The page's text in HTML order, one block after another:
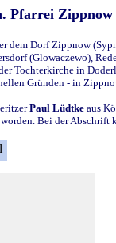
Pfarrei
dem Dorf Zippnow
(Glowaczewo),
Tochterkirche in
Gründen - in
Paul Lüdtke aus
Bei der Abschrift